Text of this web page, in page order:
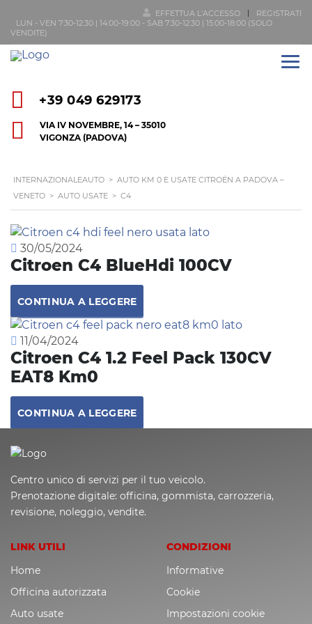
EFFETTUA L'ACCESSO
REGISTRATI
LUN - VEN 7:30-12:30 | 14:00-19:00 - SAB 7:30-12:30 | 15:00-18:00 (SOLO
VENDITE)
+39 049 629173
VIA IV NOVEMBRE, 14 – 35010
VIGONZA (PADOVA)
INTERNAZIONALEAUTO > AUTO KM 0 E USATE CITROËN A PADOVA –
VENETO > AUTO USATE > C4
30/05/2024
Citroen C4 BlueHdi 100CV
CONTINUA A LEGGERE
11/04/2024
Citroen C4 1.2 Feel Pack 130CV
EAT8 Km0
CONTINUA A LEGGERE
Centro unico di servizi per il tuo veicolo.
Prenotazione digitale: officina, gommista, carrozzeria,
revisione, noleggio, vendite.
LINK UTILI
Home
Officina autorizzata
Auto usate
CONDIZIONI
Informative
Cookie
Impostazioni cookie